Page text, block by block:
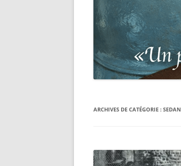
ARCHIVES DE CATÉGORIE : SEDAN